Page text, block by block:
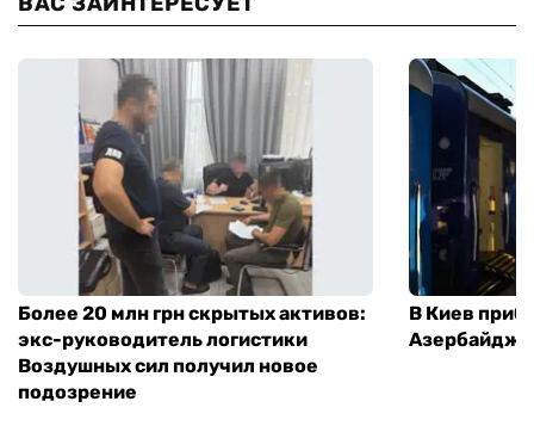
Более 20 млн грн скрытых активов:
экс-руководитель логистики
Воздушных сил получил новое
подозрение
В Киев